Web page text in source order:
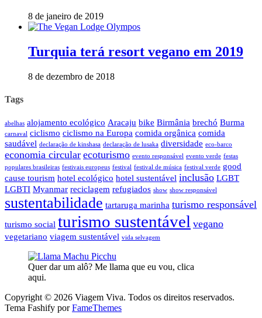
8 de janeiro de 2019
Turquia terá resort vegano em 2019
8 de dezembro de 2018
Tags
abelhas alojamento ecológico Aracaju bike Birmânia brechó Burma
carnaval ciclismo ciclismo na Europa comida orgânica comida
saudável declaração de kinshasa declaração de lusaka diversidade eco-barco
economia circular ecoturismo evento responsável evento verde festas
populares brasileiras festivais europeus festival festival de música festival verde good
cause tourism hotel ecológico hotel sustentável inclusão LGBT
LGBTI Myanmar reciclagem refugiados show show responsável
sustentabilidade tartaruga marinha turismo responsável
turismo social turismo sustentável vegano
vegetariano viagem sustentável vida selvagem
Quer dar um alô? Me llama que eu vou, clica
aqui.
Copyright © 2026 Viagem Viva. Todos os direitos reservados.
Tema Fashify porFameThemes